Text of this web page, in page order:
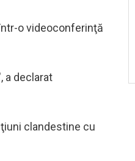
o videoconferinţă
a declarat
clandestine cu